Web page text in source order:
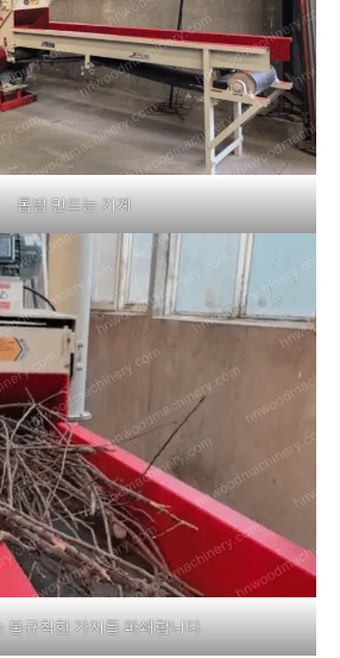
톱밥 만드는 기계
불규칙한 가지를 파쇄합니다.